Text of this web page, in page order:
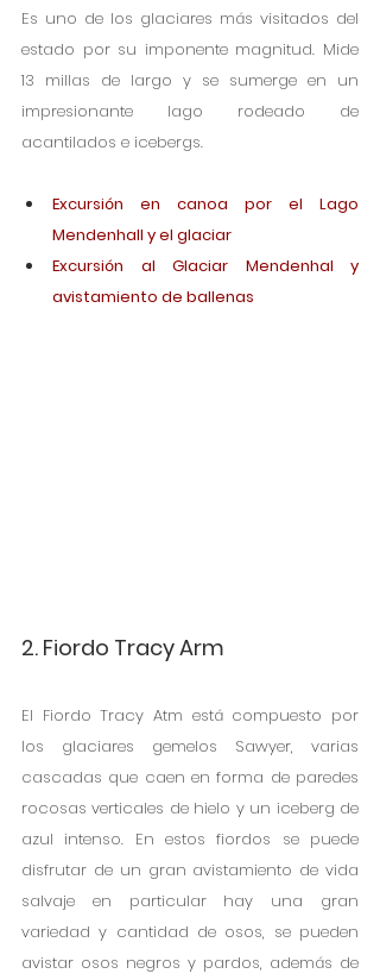
Es uno de los glaciares más visitados del
estado por su imponente magnitud. Mide
13 millas de largo y se sumerge en un
impresionante lago rodeado de
acantilados e icebergs.
Excursión en canoa por el Lago
Mendenhall y el glaciar
Excursión al Glaciar Mendenhal y
avistamiento de ballenas
2. Fiordo Tracy Arm
El Fiordo Tracy Atm está compuesto por
los glaciares gemelos Sawyer, varias
cascadas que caen en forma de paredes
rocosas verticales de hielo y un iceberg de
azul intenso. En estos fiordos se puede
disfrutar de un gran avistamiento de vida
salvaje en particular hay una gran
variedad y cantidad de osos, se pueden
avistar osos negros y pardos, además de